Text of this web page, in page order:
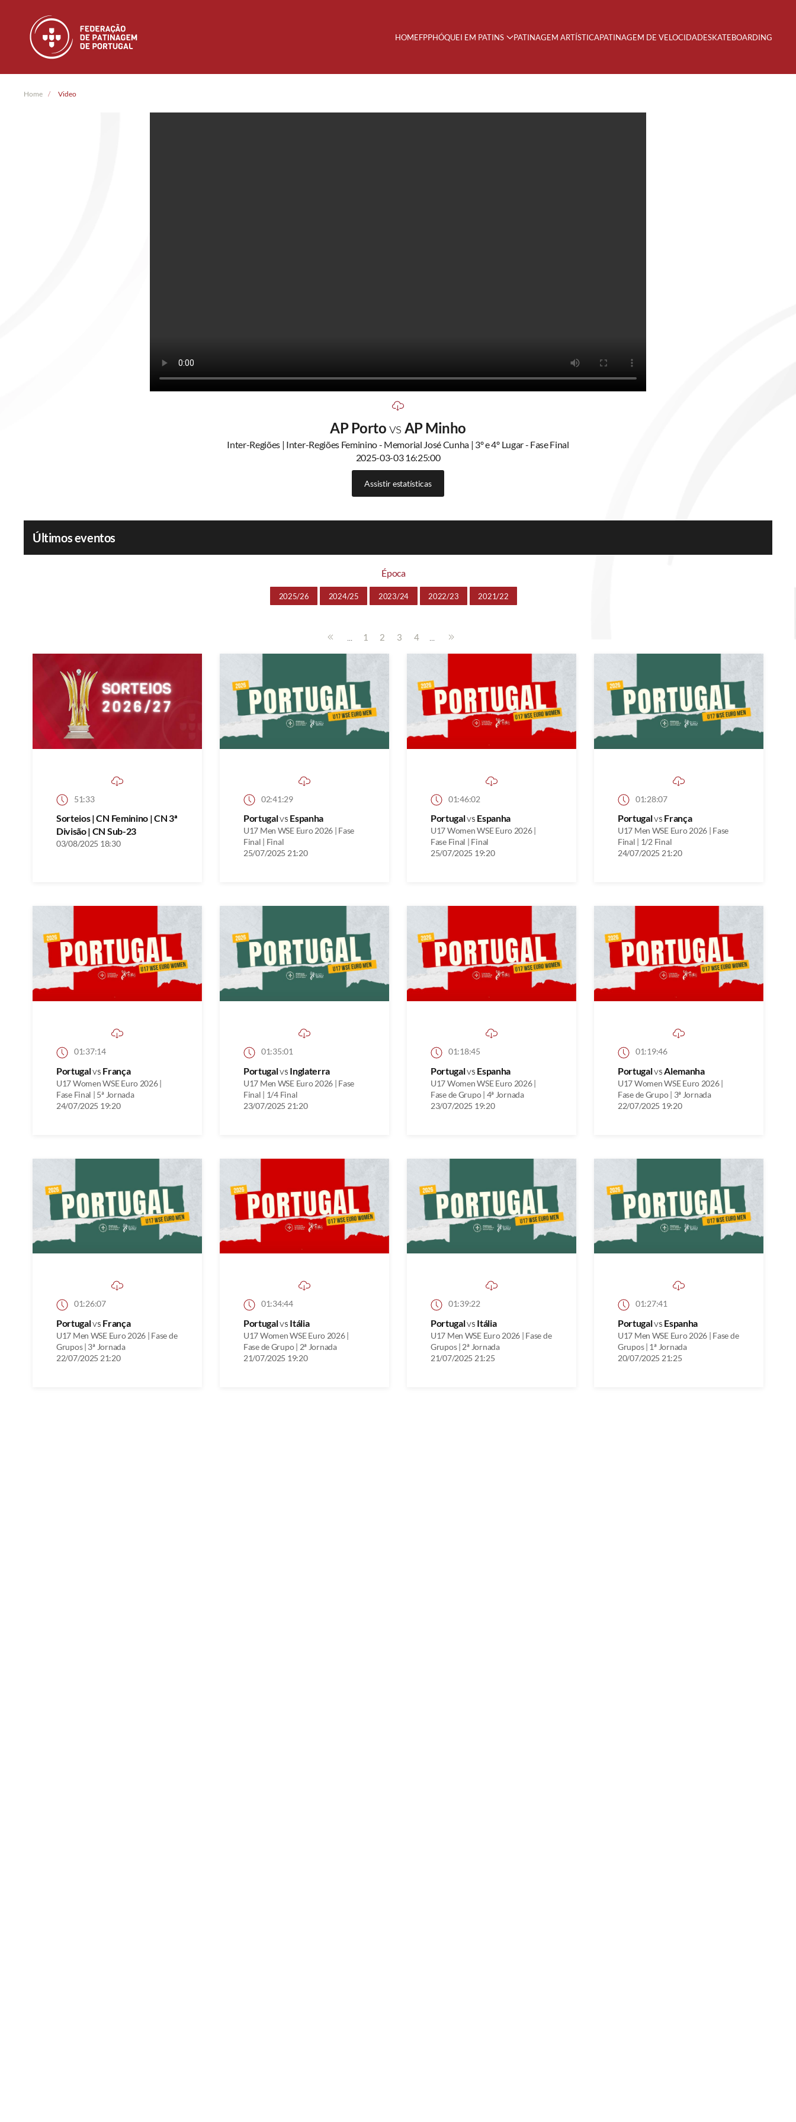
Skip to main content HOMEFPPHÓQUEI EM PATINS PATINAGEM ARTÍSTICAPATINAGEM DE VELOCIDADESKATEBOARDING
Home Video
AP Portovs AP Minho
Inter-Regiões | Inter-Regiões Feminino - Memorial José Cunha | 3º e 4º Lugar - Fase Final
2025-03-03 16:25:00
Assistir estatísticas
Últimos eventos
Época
2025/26 2024/25 2023/24 2022/23 2021/22
... 1 2 3 4 ...
51:33
Sorteios | CN Feminino | CN 3ª
Divisão | CN Sub-23
03/08/2025 18:30
02:41:29
Portugalvs Espanha
U17 Men WSE Euro 2026 | Fase
Final | Final
25/07/2025 21:20
01:46:02
Portugalvs Espanha
U17 Women WSE Euro 2026 |
Fase Final | Final
25/07/2025 19:20
01:28:07
Portugalvs França
U17 Men WSE Euro 2026 | Fase
Final | 1/2 Final
24/07/2025 21:20
01:37:14
Portugalvs França
U17 Women WSE Euro 2026 |
Fase Final | 5ª Jornada
24/07/2025 19:20
01:35:01
Portugalvs Inglaterra
U17 Men WSE Euro 2026 | Fase
Final | 1/4 Final
23/07/2025 21:20
01:18:45
Portugalvs Espanha
U17 Women WSE Euro 2026 |
Fase de Grupo | 4ª Jornada
23/07/2025 19:20
01:19:46
PortugalvsAlemanha
U17 Women WSE Euro 2026 |
Fase de Grupo | 3ª Jornada
22/07/2025 19:20
01:26:07
Portugalvs França
U17 Men WSE Euro 2026 | Fase de
Grupos | 3ª Jornada
22/07/2025 21:20
01:34:44
Portugalvs Itália
U17 Women WSE Euro 2026 |
Fase de Grupo | 2ª Jornada
21/07/2025 19:20
01:39:22
Portugalvs Itália
U17 Men WSE Euro 2026 | Fase de
Grupos | 2ª Jornada
21/07/2025 21:25
01:27:41
Portugalvs Espanha
U17 Men WSE Euro 2026 | Fase de
Grupos | 1ª Jornada
20/07/2025 21:25